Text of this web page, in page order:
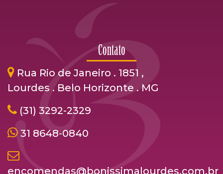
Contato
Rua Rio de Janeiro . 1851 ,
Lourdes . Belo Horizonte . MG
(31) 3292-2329
31 8648-0840
encomendas@bonissimalourdes.com.br